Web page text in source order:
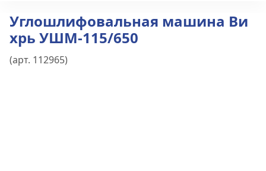
Углошлифовальная машина Ви
хрь УШМ-115/650
(арт. 112965)